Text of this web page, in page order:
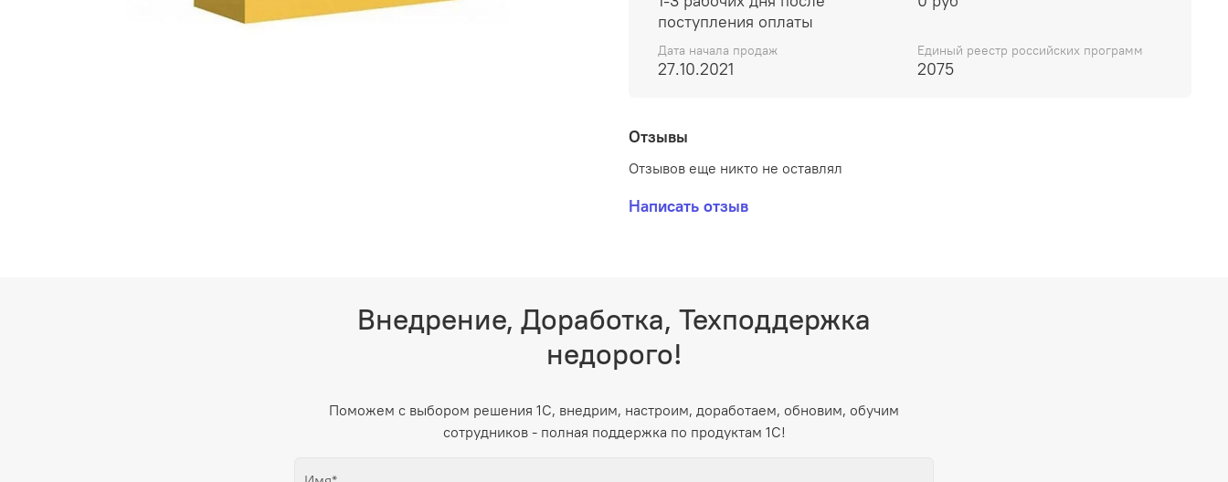
поступления оплаты
Дата начала продаж
27.10.2021
Единый реестр российских программ
2075
Отзывы
Отзывов еще никто не оставлял
Написать отзыв
Внедрение, Доработка, Техподдержка
недорого!
Поможем с выбором решения 1С, внедрим, настроим, доработаем, обновим, обучим
сотрудников - полная поддержка по продуктам 1С!